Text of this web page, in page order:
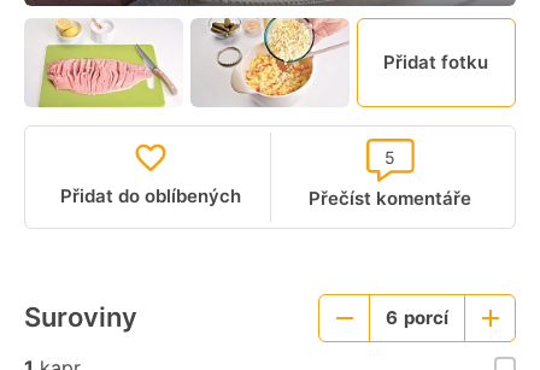
Přidat fotku
Přidat do oblíbených Přečíst komentáře
5
Suroviny
Menší
6 porcí
Větší
porce